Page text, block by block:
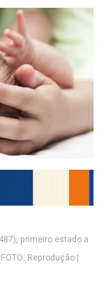
primeiro estado a
Reprodução |